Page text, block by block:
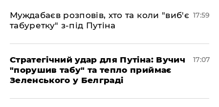
Муждабаєв розповів, хто та коли "виб'є
табуретку" з-під Путіна
17:59
Стратегічний удар для Путіна: Вучич
"порушив табу" та тепло приймає
Зеленського у Белграді
17:07